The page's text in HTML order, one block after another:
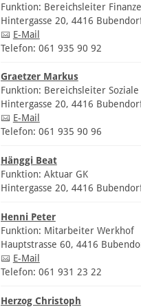
Funktion: Bereichsleiter
Hintergasse 20, 4416
E-Mail
Telefon: 061 935 90 92
Graetzer Markus
Funktion: Bereichsleiter
Hintergasse 20, 4416
E-Mail
Telefon: 061 935 90 96
Hänggi Beat
Funktion: Aktuar GK
Hintergasse 20, 4416
Henni Peter
Funktion: Mitarbeiter Werkhof
Hauptstrasse 60, 4416
E-Mail
Telefon: 061 931 23 22
Herzog Christoph